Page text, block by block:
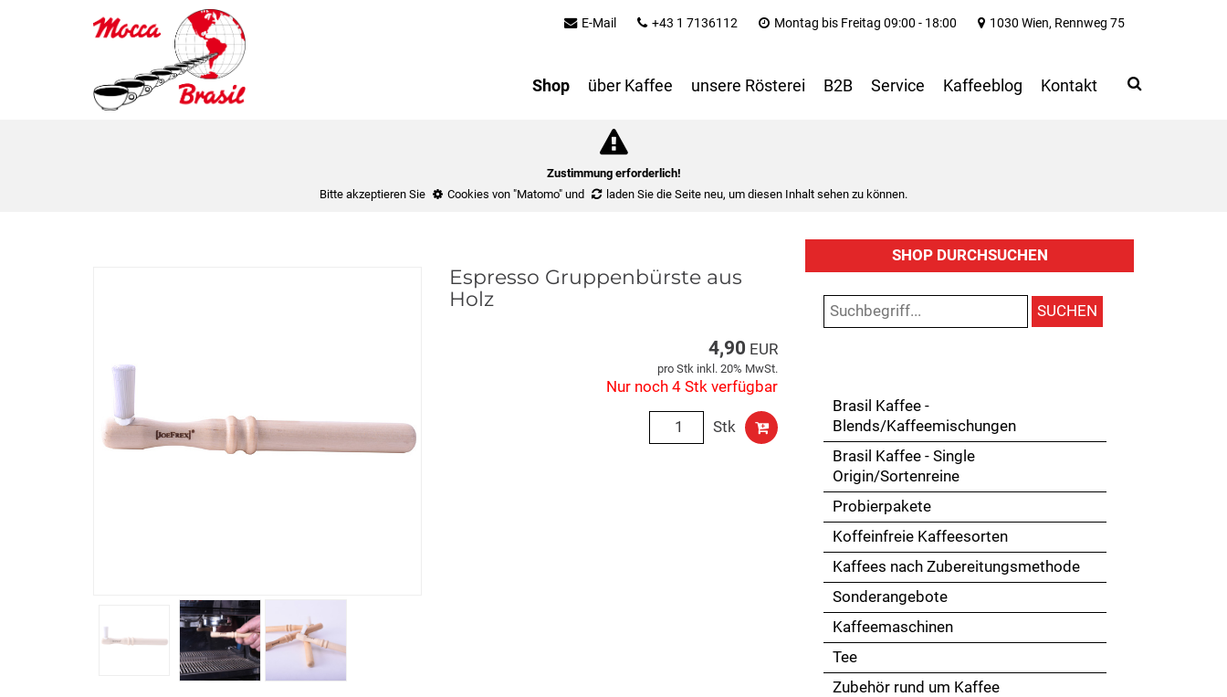
Zustimmung erforderlich!
Bitte akzeptieren Sie
Cookies von "Matomo" und laden Sie die Seite neu, um diesen Inhalt sehen zu können.
E-Mail +43 1 7136112 Montag bis Freitag 09:00 - 18:00 1030 Wien, Rennweg 75
Shop über Kaffee unsere Rösterei B2B Service Kaffeeblog Kontakt Search
Espresso Gruppenbürste aus
Holz
4,90 EUR
pro Stk inkl. 20% MwSt.
Nur noch 4 Stk verfügbar
Stk
SHOP DURCHSUCHEN
SUCHEN
Brasil Kaffee -
Blends/Kaffeemischungen
Brasil Kaffee - Single
Origin/Sortenreine
Probierpakete
Koffeinfreie Kaffeesorten
Kaffees nach Zubereitungsmethode
Sonderangebote
Kaffeemaschinen
Tee
Zubehör rund um Kaffee